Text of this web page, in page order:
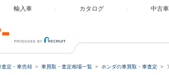
輸入車 カタログ 中古
査定・車売却 車買取・査定相場一覧 ホンダの車買取・車査定